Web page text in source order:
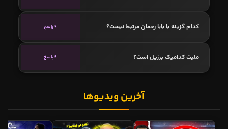
کدام گزینه با بابا رحمان مرتبط نیست؟ 9 پاسخ
ملیت کدامیک برزیل است؟ 6 پاسخ
آخرین ویدیوها